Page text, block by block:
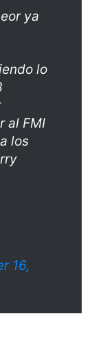
ya
lo
al FMI
los
16,